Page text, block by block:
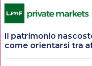
Il patrimonio
come orientarsi tra